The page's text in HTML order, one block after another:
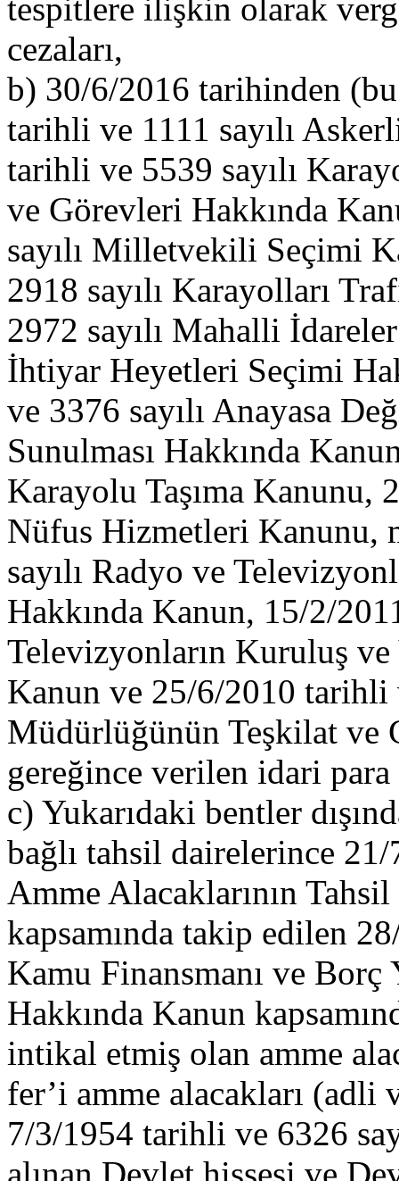
tespitlere ilişkin olarak
cezaları,
b) 30/6/2016 tarihinden
tarihli ve 1111 sayılı
tarihli ve 5539 sayılı
ve Görevleri Hakkında
sayılı Milletvekili Seçimi
2918 sayılı Karayolları
2972 sayılı Mahalli
İhtiyar Heyetleri Seçimi
ve 3376 sayılı Anayasa
Sunulması Hakkında
Karayolu Taşıma Kanunu,
Nüfus Hizmetleri Kanunu,
sayılı Radyo ve
Hakkında Kanun, 15/2/
Televizyonların Kuruluş
Kanun ve 25/6/2010 tarihli
Müdürlüğünün Teşkilat ve
gereğince verilen idari para
c) Yukarıdaki bentler
bağlı tahsil dairelerince
Amme Alacaklarının
kapsamında takip edilen
Kamu Finansmanı ve
Hakkında Kanun
intikal etmiş olan amme
fer’i amme alacakları (adli
7/3/1954 tarihli ve 6326
alınan Devlet hissesi ve